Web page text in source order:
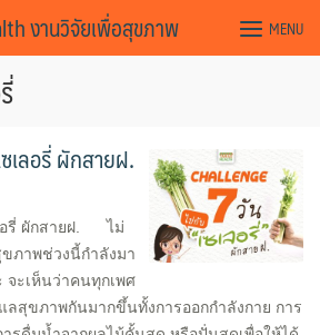
งานวิจัยเพื่อสุขภาพ MENU
เลอรี่ ผักสายฝ.
อรี่ ผักสายฝ. ไม่
ภาพช่วงนี้กำลังมา
จะเห็นว่าคนทุกเพศ
ลสุขภาพกันมากขึ้นทั้งการออกกำลังกาย การ